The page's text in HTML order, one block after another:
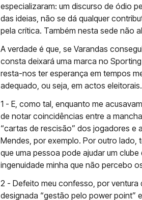
especializaram: um discurso de ódio
das ideias, não se dá qualquer
pela crítica. Também nesta sede não
A verdade é que, se Varandas
consta deixará uma marca no
resta-nos ter esperança em tempos
adequado, ou seja, em actos eleitorais.
1 - E, como tal, enquanto me
de notar coincidências entre a
“cartas de rescisão” dos jogadores e
Mendes, por exemplo. Por outro
que uma pessoa pode ajudar um
ingenuidade minha que não percebo
2 - Defeito meu confesso, por
designada “gestão pelo power point”